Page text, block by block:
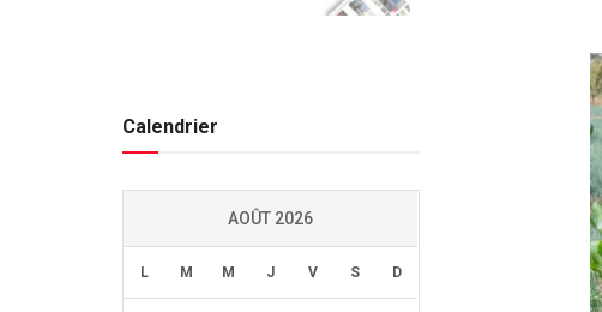
Calendrier
AOÛT 2026
L M M J V S D